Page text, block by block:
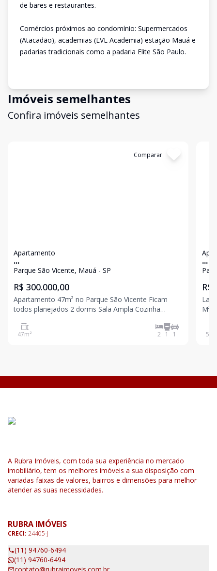
de bares e restaurantes.
Comércios próximos ao condomínio: Supermercados
(Atacadão), academias (EVL Academia) estação Mauá e
padarias tradicionais como a padaria Elite São Paulo.
Imóveis semelhantes
Confira imóveis semelhantes
Comparar
Apartamento
...
Parque São Vicente, Mauá - SP
R$ 300.000,00
Apartamento 47m² no Parque São Vicente Ficam
todos planejados 2 dorms Sala Ampla Cozinha
Condomínio : Portaria 24 hs Salão de festas com
churrasqueira Quadra com gramado sintético Agende
47m² 2 1 1
...
R$
Lançamento -
M² -
58
A Rubra Imóveis, com toda sua experiência no mercado
imobiliário, tem os melhores imóveis a sua disposição com
variadas faixas de valores, bairros e dimensões para melhor
atender as suas necessidades.
RUBRA IMÓVEIS
CRECI: 24405-J
(11) 94760-6494
(11) 94760-6494